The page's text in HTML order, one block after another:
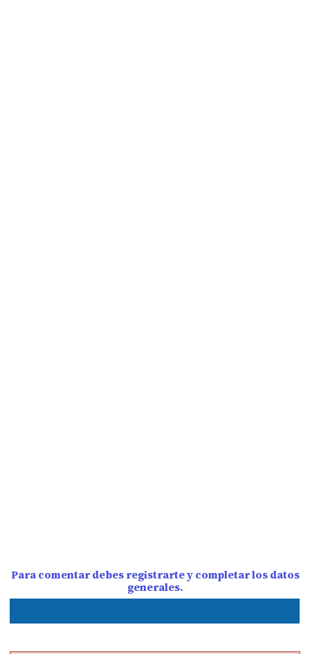
Para comentar debes registrarte y completar los datos
generales.